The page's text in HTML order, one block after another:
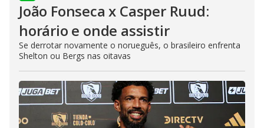
João Fonseca x Casper Ruud:
horário e onde assistir
Se derrotar novamente o norueguês, o brasileiro enfrenta
Shelton ou Bergs nas oitavas